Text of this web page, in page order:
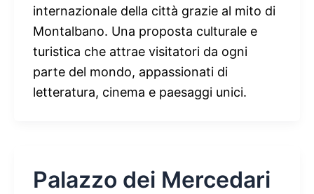
internazionale della città grazie al mito di
Montalbano. Una proposta culturale e
turistica che attrae visitatori da ogni
parte del mondo, appassionati di
letteratura, cinema e paesaggi unici.
Palazzo dei Mercedari